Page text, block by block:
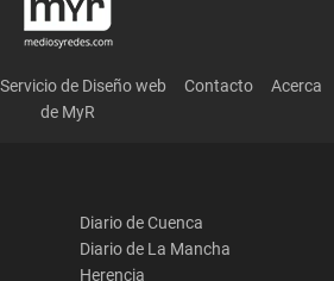
Servicio de Diseño web Contacto
Acerca
de MyR
Diario de Cuenca
Diario de La Mancha
Herencia